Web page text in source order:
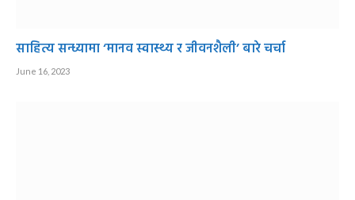
साहित्य सन्ध्यामा ‘मानव स्वास्थ्य र जीवनशैली’ बारे चर्चा
June 16, 2023